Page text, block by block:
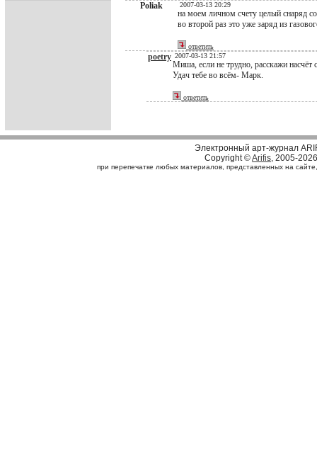
Poliak 2007-03-13 20:29
на моем личном счету целый снаряд
во второй раз это уже заряд из
ответить
poetry 2007-03-13 21:57
Миша, если не трудно, расскажи насчёт
Удач тебе во всём- Марк.
ответить
Электронный арт-журнал
Copyright ©Arifis, 2005-2026
при перепечатке любых материалов, представленных на